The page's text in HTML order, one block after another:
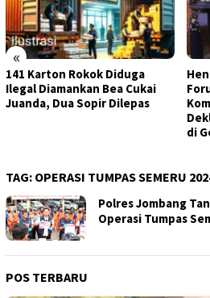
«
141 Karton Rokok Diduga
Ilegal Diamankan Bea Cukai
Juanda, Dua Sopir Dilepas
di
TAG: OPERASI TUMPAS SEMERU
Polres Jombang
Operasi Tumpas
POS TERBARU